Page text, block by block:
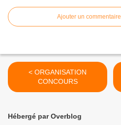
Ajouter un commentaire
< ORGANISATION
CONCOURS
Hébergé par Overblog